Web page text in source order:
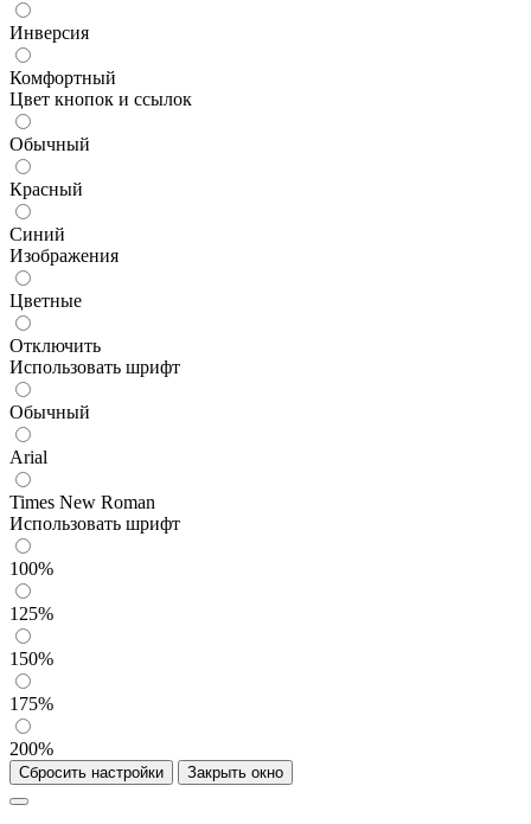
Инверсия
Комфортный
Цвет кнопок и ссылок
Обычный
Красный
Синий
Изображения
Цветные
Отключить
Использовать шрифт
Обычный
Arial
Times New Roman
Использовать шрифт
100%
125%
150%
175%
200%
Сбросить настройки Закрыть окно